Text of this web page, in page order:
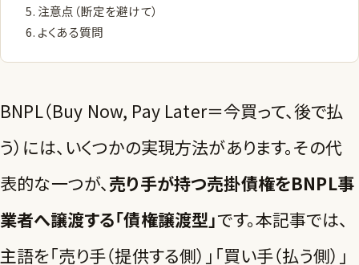
注意点（断定を避けて）
よくある質問
BNPL（Buy Now, Pay Later＝今買って、後で払
う）には、いくつかの実現方法があります。その代
表的な一つが、売り手が持つ売掛債権をBNPL事
業者へ譲渡する「債権譲渡型」です。本記事では、
主語を「売り手（提供する側）」「買い手（払う側）」